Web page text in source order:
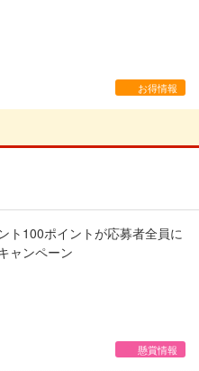
お得情報
ト100ポイントが応募者全員に
ャンペーン
懸賞情報